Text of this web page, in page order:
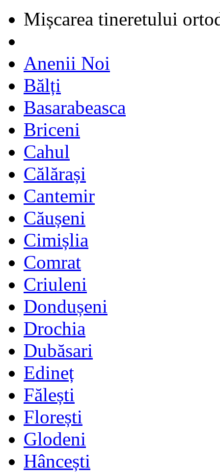
Mișcarea tineretului
Anenii Noi
Bălți
Basarabeasca
Briceni
Cahul
Călărași
Cantemir
Căușeni
Cimișlia
Comrat
Criuleni
Dondușeni
Drochia
Dubăsari
Edineț
Fălești
Florești
Glodeni
Hâncești